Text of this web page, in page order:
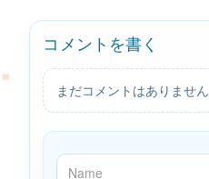
コメントを書く
まだコメントはありません